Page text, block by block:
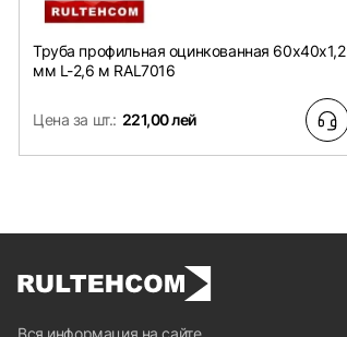
Труба профильная оцинкованная 60х40x1,2
мм L-2,6 м RAL7016
Цена за шт.: 221,00 лей